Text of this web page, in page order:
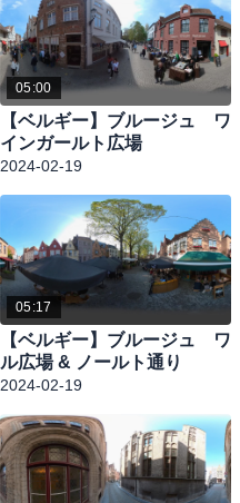
05:00
【ベルギー】ブルージュ ワ
インガールト広場
2024-02-19
05:17
【ベルギー】ブルージュ ワ
ル広場 & ノールト通り
2024-02-19